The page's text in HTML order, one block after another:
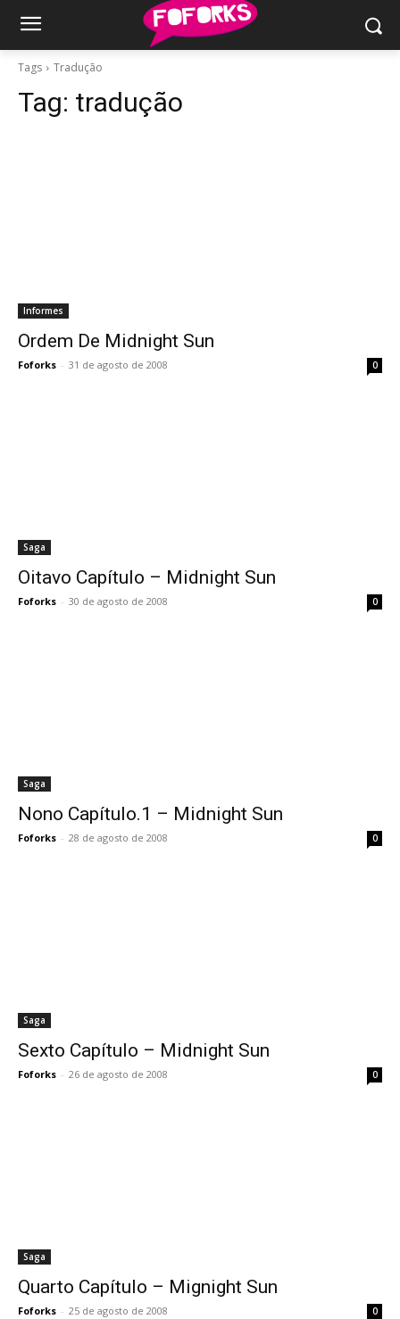
Tags Tradução
Tag: tradução
Informes
Ordem De Midnight Sun
Foforks - 31 de agosto de 2008 0
Saga
Oitavo Capítulo – Midnight Sun
Foforks - 30 de agosto de 2008 0
Saga
Nono Capítulo.1 – Midnight Sun
Foforks - 28 de agosto de 2008 0
Saga
Sexto Capítulo – Midnight Sun
Foforks - 26 de agosto de 2008 0
Saga
Quarto Capítulo – Mignight Sun
Foforks - 25 de agosto de 2008 0